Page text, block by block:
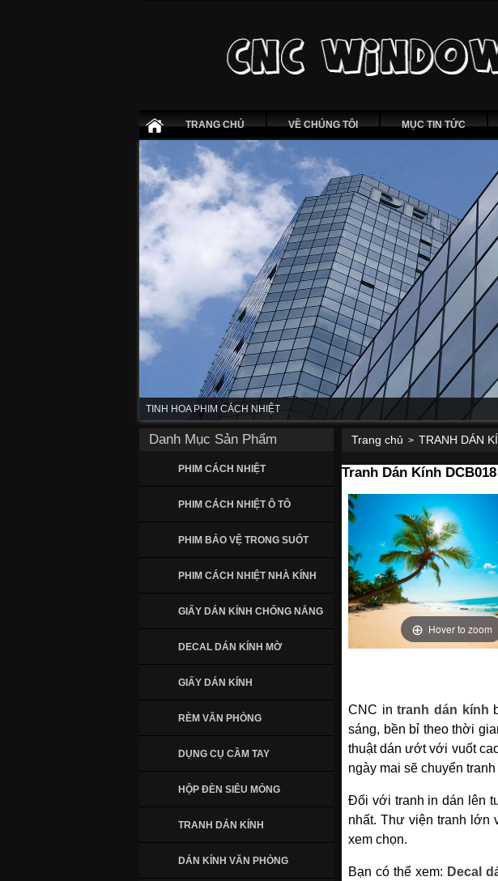
TRANG CHỦ VỀ CHÚNG TÔI MỤC TIN TỨC
TINH HOA PHIM CÁCH NHIỆT
Danh Mục Sản Phẩm
PHIM CÁCH NHIỆT
PHIM CÁCH NHIỆT Ô TÔ
PHIM BẢO VỆ TRONG SUỐT
PHIM CÁCH NHIỆT NHÀ KÍNH
GIẤY DÁN KÍNH CHỐNG NẮNG
DECAL DÁN KÍNH MỜ
GIẤY DÁN KÍNH
RÈM VĂN PHÒNG
DỤNG CỤ CẦM TAY
HỘP ĐÈN SIÊU MỎNG
TRANH DÁN KÍNH
DÁN KÍNH VĂN PHÒNG
Trang chủ > TRANH DÁN
Tranh Dán Kính DCB018
Hover to zoom
CNC intranh dán kính
sáng, bền bỉ theo thời
thuật dán ướt với vuốt
ngày mai sẽ chuyển
Đối với tranh in dán lên
nhất. Thư viện tranh lớn
xem chọn.
Bạn có thể xem: Decal